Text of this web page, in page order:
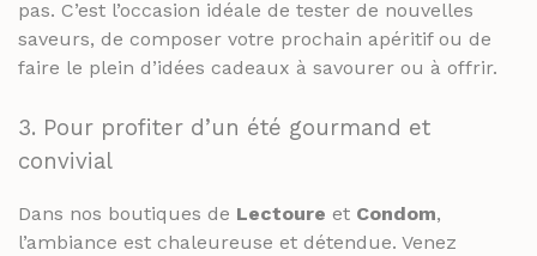
pas. C’est l’occasion idéale de tester de nouvelles
saveurs, de composer votre prochain apéritif ou de
faire le plein d’idées cadeaux à savourer ou à offrir.
3. Pour profiter d’un été gourmand et
convivial
Dans nos boutiques de Lectoure et Condom,
l’ambiance est chaleureuse et détendue. Venez